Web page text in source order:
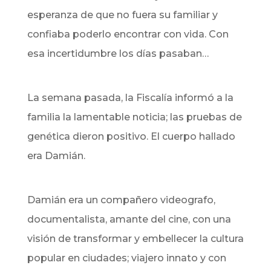
esperanza de que no fuera su familiar y
confiaba poderlo encontrar con vida. Con
esa incertidumbre los días pasaban…
La semana pasada, la Fiscalía informó a la
familia la lamentable noticia; las pruebas de
genética dieron positivo. El cuerpo hallado
era Damián.
Damián era un compañero videografo,
documentalista, amante del cine, con una
visión de transformar y embellecer la cultura
popular en ciudades; viajero innato y con